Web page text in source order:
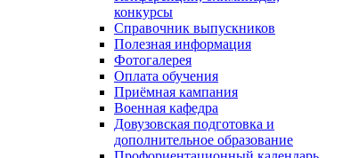
конкурсы
Справочник выпускников
Полезная информация
Фотогалерея
Оплата обучения
Приёмная кампания
Военная кафедра
Довузовская подготовка и
дополнительное образование